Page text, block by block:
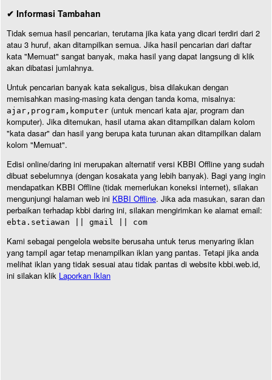
✔ Informasi Tambahan
Tidak semua hasil pencarian, terutama jika kata yang dicari terdiri dari 2
atau 3 huruf, akan ditampilkan semua. Jika hasil pencarian dari daftar
kata "Memuat" sangat banyak, maka hasil yang dapat langsung di klik
akan dibatasi jumlahnya.
Untuk pencarian banyak kata sekaligus, bisa dilakukan dengan
memisahkan masing-masing kata dengan tanda koma, misalnya:
ajar,program,komputer (untuk mencari kata ajar, program dan
komputer). Jika ditemukan, hasil utama akan ditampilkan dalam kolom
"kata dasar" dan hasil yang berupa kata turunan akan ditampilkan dalam
kolom "Memuat".
Edisi online/daring ini merupakan alternatif versi KBBI Offline yang sudah
dibuat sebelumnya (dengan kosakata yang lebih banyak). Bagi yang ingin
mendapatkan KBBI Offline (tidak memerlukan koneksi internet), silakan
mengunjungi halaman web ini KBBI Offline. Jika ada masukan, saran dan
perbaikan terhadap kbbi daring ini, silakan mengirimkan ke alamat email:
ebta.setiawan || gmail || com
Kami sebagai pengelola website berusaha untuk terus menyaring iklan
yang tampil agar tetap menampilkan iklan yang pantas. Tetapi jika anda
melihat iklan yang tidak sesuai atau tidak pantas di website kbbi.web.id,
ini silakan klik Laporkan Iklan